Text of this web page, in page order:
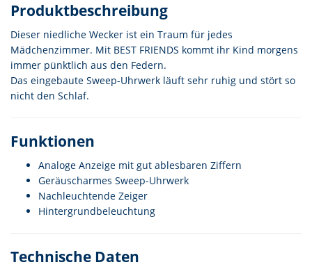
Produktbeschreibung
Dieser niedliche Wecker ist ein Traum für jedes
Mädchenzimmer. Mit BEST FRIENDS kommt ihr Kind morgens
immer pünktlich aus den Federn.
Das eingebaute Sweep-Uhrwerk läuft sehr ruhig und stört so
nicht den Schlaf.
Funktionen
Analoge Anzeige mit gut ablesbaren Ziffern
Geräuscharmes Sweep-Uhrwerk
Nachleuchtende Zeiger
Hintergrundbeleuchtung
Technische Daten